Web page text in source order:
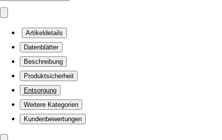
Artikeldetails
Datenblätter
Beschreibung
Produktsicherheit
Entsorgung
Weitere Kategorien
Kundenbewertungen